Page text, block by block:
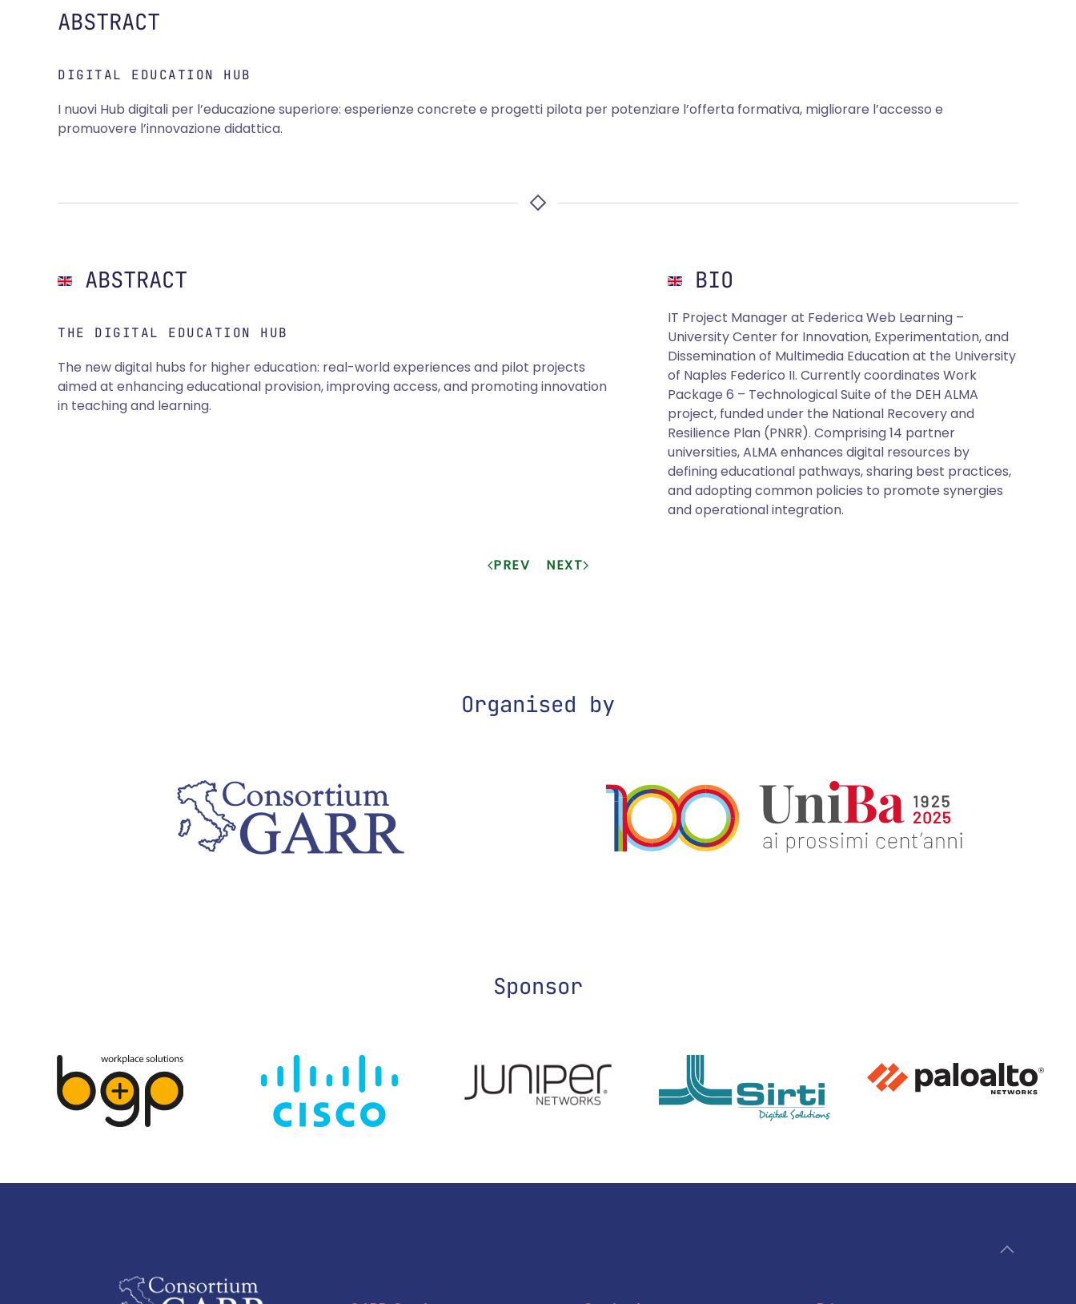
ABSTRACT
DIGITAL EDUCATION HUB
I nuovi Hub digitali per l’educazione superiore: esperienze concrete e progetti pilota per potenziare l’offerta formativa, migliorare l’accesso e
promuovere l’innovazione didattica.
BIO
IT Project Manager at Federica Web Learning –
University Center for Innovation, Experimentation, and
Dissemination of Multimedia Education at the University
of Naples Federico II. Currently coordinates Work
Package 6 – Technological Suite of the DEH ALMA
project, funded under the National Recovery and
Resilience Plan (PNRR). Comprising 14 partner
universities, ALMA enhances digital resources by
defining educational pathways, sharing best practices,
and adopting common policies to promote synergies
and operational integration.
ABSTRACT
THE DIGITAL EDUCATION HUB
The new digital hubs for higher education: real-world experiences and pilot projects
aimed at enhancing educational provision, improving access, and promoting innovation
in teaching and learning.
PREV NEXT
Organised by
Sponsor